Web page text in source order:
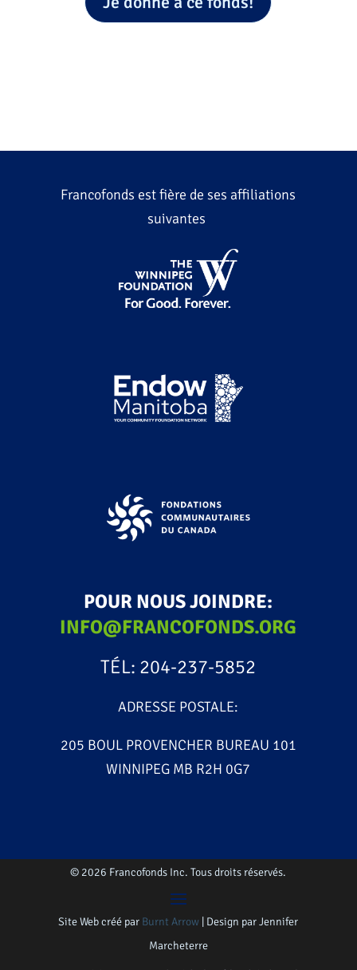
Francofonds est fière de ses affiliations
suivantes
POUR NOUS JOINDRE:
INFO@FRANCOFONDS.ORG
TÉL: 204-237-5852
ADRESSE POSTALE:
205 BOUL PROVENCHER BUREAU 101
WINNIPEG MB R2H 0G7
© 2026 Francofonds Inc. Tous droits réservés.
Site Web créé par Burnt Arrow | Design par Jennifer
Marcheterre